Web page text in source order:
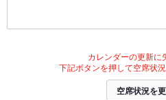
カレンダーの更新に
下記ボタンを押して空席状
空席状況を